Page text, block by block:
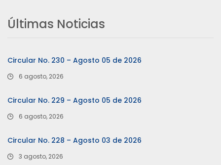
Últimas Noticias
Circular No. 230 – Agosto 05 de 2026
6 agosto, 2026
Circular No. 229 – Agosto 05 de 2026
6 agosto, 2026
Circular No. 228 – Agosto 03 de 2026
3 agosto, 2026